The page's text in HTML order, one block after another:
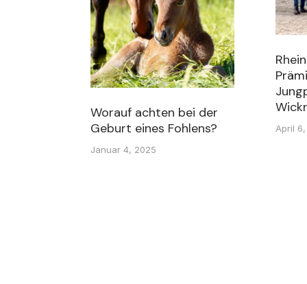
Worauf achten bei der
Geburt eines Fohlens?
Januar 4, 2025
April